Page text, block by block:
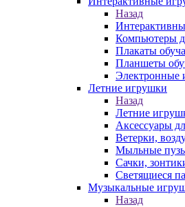
Назад
Компьютеры
Плакаты
Планшеты
Электронные
Летние игрушки
Назад
Летние
Аксессуары
Ветерки,
Мыльные
Сачки,
Светящиеся
Музыкальные
Назад